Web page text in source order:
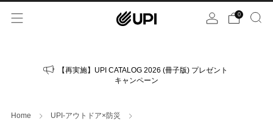
0
【再実施】UPI CATALOG 2026 (冊子版) プレゼント
キャンペーン
Home
UPI-アウトドア×防災